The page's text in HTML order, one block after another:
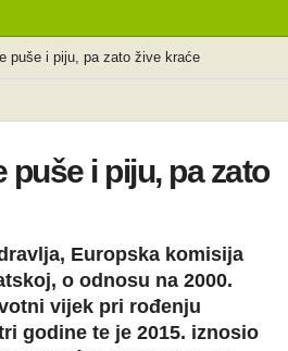
puše i piju, pa zato žive kraće
puše i piju, pa zato
Europska komisija
o odnosu na 2000.
vijek pri rođenju
godine te je 2015. iznosio